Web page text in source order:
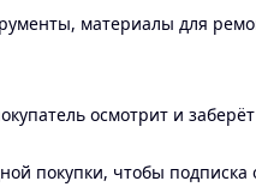
материалы для
осмотрит и
покупки, чтобы подписка